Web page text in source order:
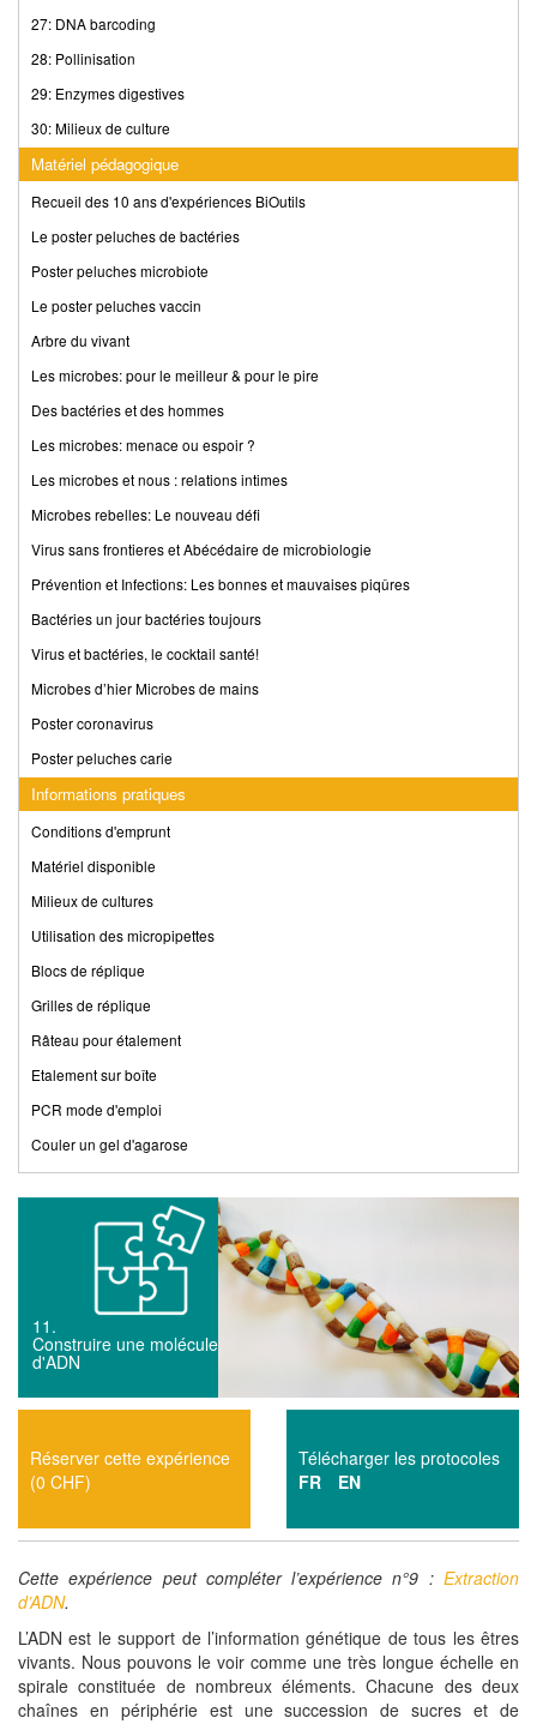
27: DNA barcoding
28: Pollinisation
29: Enzymes digestives
30: Milieux de culture
Matériel pédagogique
Recueil des 10 ans d'expériences BiOutils
Le poster peluches de bactéries
Poster peluches microbiote
Le poster peluches vaccin
Arbre du vivant
Les microbes: pour le meilleur & pour le pire
Des bactéries et des hommes
Les microbes: menace ou espoir ?
Les microbes et nous : relations intimes
Microbes rebelles: Le nouveau défi
Virus sans frontieres et Abécédaire de microbiologie
Prévention et Infections: Les bonnes et mauvaises piqûres
Bactéries un jour bactéries toujours
Virus et bactéries, le cocktail santé!
Microbes d’hier Microbes de mains
Poster coronavirus
Poster peluches carie
Informations pratiques
Conditions d'emprunt
Matériel disponible
Milieux de cultures
Utilisation des micropipettes
Blocs de réplique
Grilles de réplique
Râteau pour étalement
Etalement sur boîte
PCR mode d'emploi
Couler un gel d'agarose
11.
Construire une molécule
d'ADN
Réserver cette expérience
(0 CHF)
Télécharger les protocoles
FR
EN
Cette expérience peut compléter l’expérience n°9 : Extraction
d’ADN.
L’ADN est le support de l’information génétique de tous les êtres
vivants. Nous pouvons le voir comme une très longue échelle en
spirale constituée de nombreux éléments. Chacune des deux
chaînes en périphérie est une succession de sucres et de